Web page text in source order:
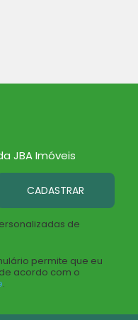
JBA Imóveis
CADASTRAR
de
permite que eu
acordo com o
.